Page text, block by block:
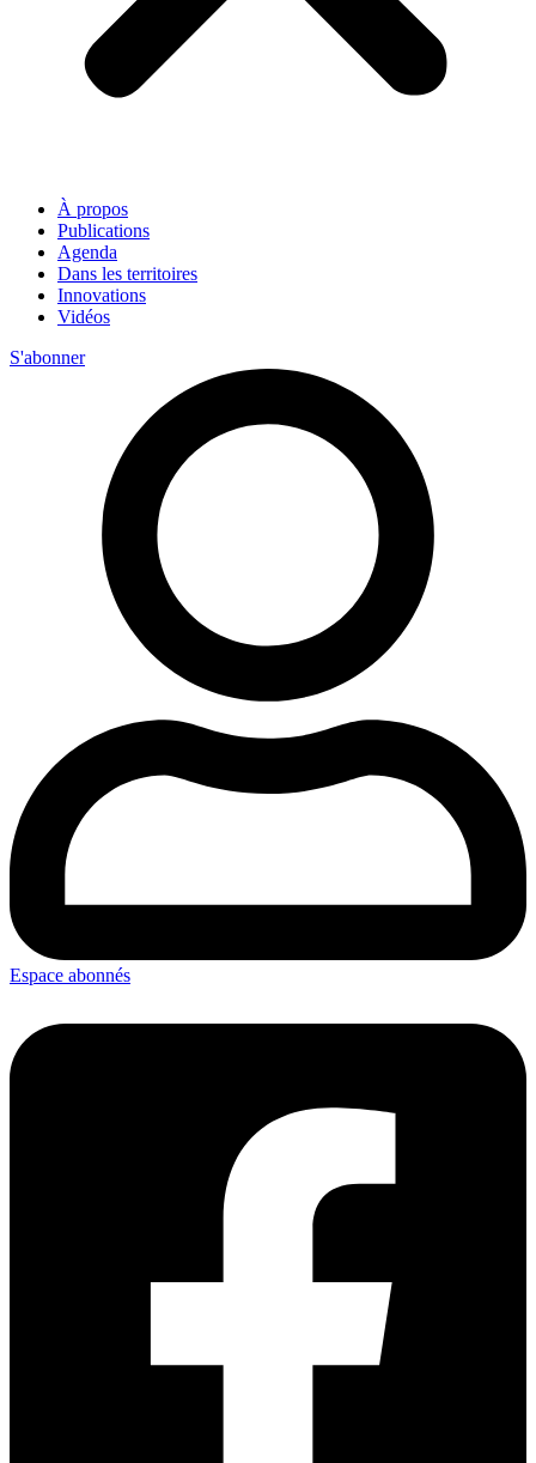
À propos
Publications
Agenda
Dans les territoires
Innovations
Vidéos
S'abonner
Espace abonnés